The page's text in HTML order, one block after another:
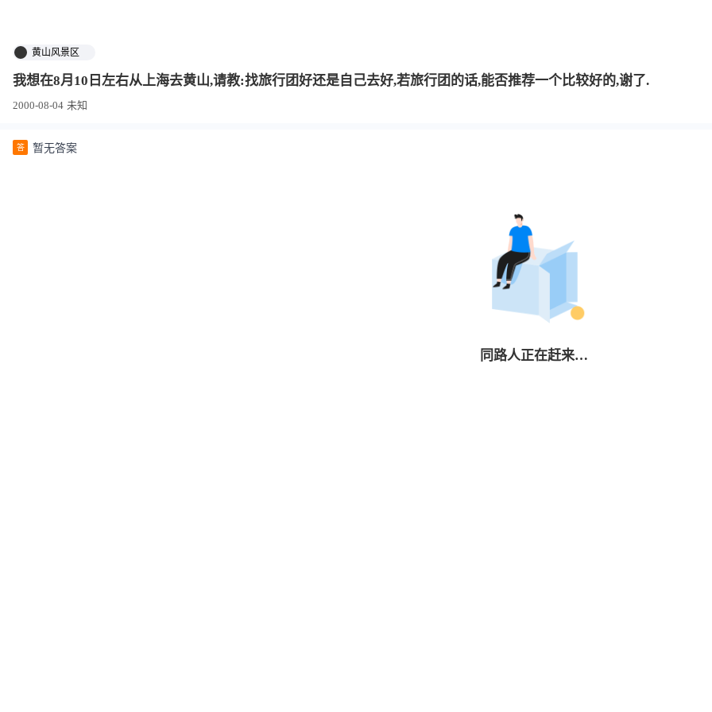
黄山风景区
我想在8月10日左右从上海去黄山,请教:找旅行团好还是自己去好,若旅行团的话,能否推荐一个比较好的,谢了.
2000-08-04 未知
答 暂无答案
同路人正在赶来…